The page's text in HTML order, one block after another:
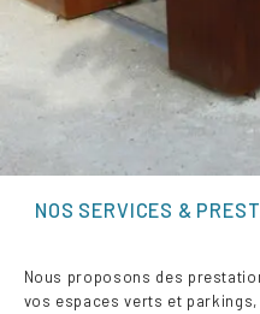
NOS SERVICES &
Nous proposons des
vos espaces verts et parkings,